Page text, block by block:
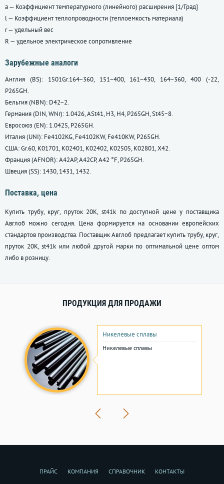
a — Коэффициент температурного (линейного) расширения [1/Град]
l — Коэффициент теплопроводности (теплоемкость материала)
r — удельный вес
R — удельное электрическое сопротивление
Зарубежные аналоги
Англия (BS): 1501Gr.164−360, 151−400, 161−430, 164−360, 400 (-22,
P265GH.
Бельгия (NBN): D42−2.
Германия (DIN, WNr): 1.0426, ASt41, H3, H4, P265GH, St45−8.
Евросоюз (EN): 1.0425, P265GH.
Италия (UNI): Fe4102KG, Fe4102KW, Fe410KW, P265GH.
США: Gr.60, K01701, K02401, K02402, K02505, K02801, X42.
Франция (AFNOR): A42AP, A42CP, A42 °F, P265GH.
Швеция (SS): 1430, 1431, 1432.
Поставка, цена
Купить трубу, круг, пруток 20К, st41k по доступной цене у поставщика
Авглоб можно сегодня. Цена формируется на основании европейских
стандартов производства. Поставщик Авглоб предлагает купить трубу, круг,
пруток 20К, st41k или любой другой марки по оптимальной цене оптом
либо в розницу.
ПРОДУКЦИЯ ДЛЯ ПРОДАЖИ
Никелевые сплавы
Никелевые сплавы
ПРАЙС КОМПАНИЯ СПРАВОЧНИК КОНТАКТЫ